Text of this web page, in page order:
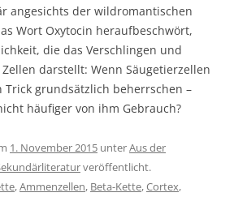
angesichts der wildromantischen
Wort Oxytocin heraufbeschwört,
die das Verschlingen und
darstellt: Wenn Säugetierzellen
Trick grundsätzlich beherrschen –
häufiger von ihm Gebrauch?
1. November 2015 unterAus der
veröffentlicht.
,Ammenzellen, Beta-Kette,Cortex,